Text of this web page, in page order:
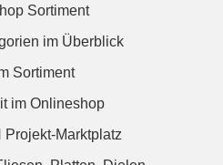
Sortiment
im Überblick
Sortiment
im Onlineshop
Projekt-Marktplatz